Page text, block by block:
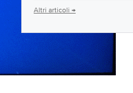
Altri articoli →